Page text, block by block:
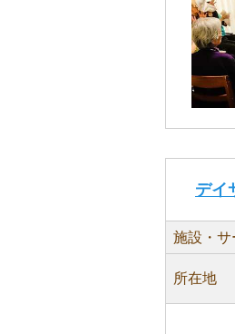
デイ
施設・サ
所在地